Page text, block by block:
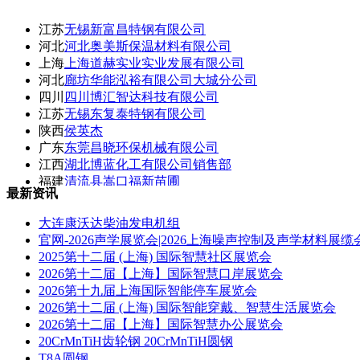
江苏无锡新富昌特钢有限公司
河北河北奥美斯保温材料有限公司
上海 上海道赫实业实业发展有限公司
河北廊坊华能泓裕有限公司大城分公司
四川
四川博汇智达科技有限公司
江苏无锡东复泰特钢有限公司
陕西侯英杰
广东东莞昌晓环保机械有限公司
江西湖北博蓝化工有限公司销售部
福建清流县嵩口福新苗圃
湖北
最新资讯
大连康沃达柴油发电机组
官网-2026声学展览会|2026上海噪声控制及声学材料展缆
2025第十二届 (上海) 国际智慧社区展览会
2026第十二届【上海】国际智慧口岸展览会
2026第十九届上海国际智能停车展览会
2026第十二届 (上海) 国际智能穿戴、智慧生活展览会
2026第十二届【上海】国际智慧办公展览会
20CrMnTiH齿轮钢 20CrMnTiH圆钢